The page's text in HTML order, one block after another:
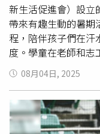
新生活促進會）設立
帶來有趣生動的暑期
程，陪伴孩子們在汗
度。學童在老師和志
計屬於自己的球衣
會）活動當天，30
屬棒球背心，設計屬
備、傳接球等基本技
感。這次擔任公益指
08月04日, 2025